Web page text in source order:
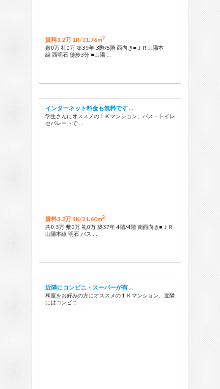
賃料3.2万 1R/11.76m2
敷0万 礼0万 築39年 3階/5階 西向き■ＪＲ山陽本
線 西明石 徒歩3分 ■山陽 …
インターネット料金も無料です …
学生さんにオススメの１Ｋマンション、バス・トイレ
セパレートで …
賃料3.2万 1K/21.60m2
共0.3万 敷0万 礼0万 築37年 4階/4階 南西向き■ＪＲ
山陽本線 明石 バス …
近隣にコンビニ・スーパーが有 …
和室をお好みの方にオススメの１Ｋマンション、近隣
にはコンビニ …